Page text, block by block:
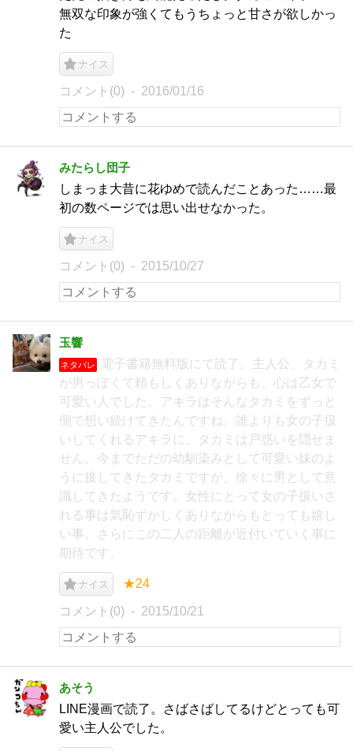
無双な印象が強くてもうちょっと甘さが欲しかっ
た
ナイス
コメント(0) 2016/01/16
みたらし団子
しまっま大昔に花ゆめで読んだことあった……最
初の数ページでは思い出せなかった。
ナイス
コメント(0) 2015/10/27
玉響
ネタバレ
電子書籍無料版にて読了。主人公、タカミ
が男っぽくて頼もしくありながらも、心は乙女で
可愛い人でした。アキラはそんなタカミをずっと
側で想い続けてきたんですね。誰よりも女の子扱
いしてくれるアキラに、タカミは戸惑いを隠せま
せん。今までただの幼馴染みとして可愛い妹のよ
うに接してきたタカミですが、徐々に男として意
識してきたようです。女性にとって女の子扱いさ
れる事は気恥ずかしくありながらもとっても嬉し
い事。さらにこの二人の距離が近付いていく事に
期待です。
ナイス ★24
コメント(0) 2015/10/21
あそう
LINE漫画で読了。さばさばしてるけどとっても可
愛い主人公でした。